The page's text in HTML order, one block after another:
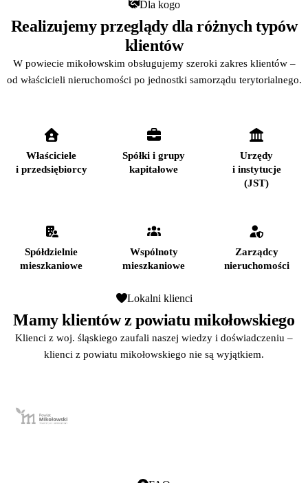
Dla kogo
Realizujemy przeglądy dla różnych typów
klientów
W powiecie mikołowskim obsługujemy szeroki zakres klientów –
od właścicieli nieruchomości po jednostki samorządu terytorialnego.
Właściciele
i przedsiębiorcy
Spółki i grupy
kapitałowe
Urzędy
i instytucje
(JST)
Spółdzielnie
mieszkaniowe
Wspólnoty
mieszkaniowe
Zarządcy
nieruchomości
Lokalni klienci
Mamy klientów z powiatu mikołowskiego
Klienci z woj. śląskiego zaufali naszej wiedzy i doświadczeniu –
klienci z powiatu mikołowskiego nie są wyjątkiem.